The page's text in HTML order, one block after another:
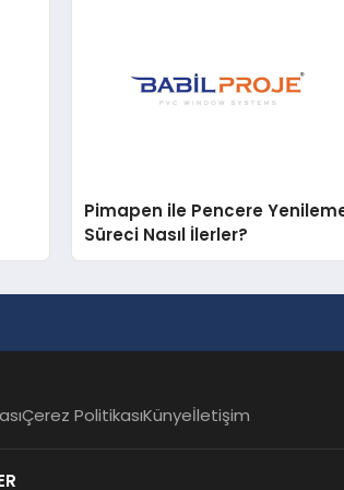
Pimapen ile Pencere
Süreci Nasıl İlerler?
Çerez PolitikasıKünyeİletişim